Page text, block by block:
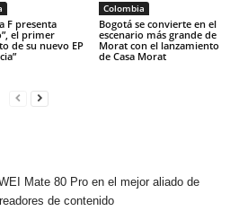
F presenta
el primer
de su nuevo EP
Colombia
Bogotá se convierte en el
escenario más grande de
Morat con el lanzamiento
de Casa Morat
Mate 80 Pro en el mejor aliado de
de contenido